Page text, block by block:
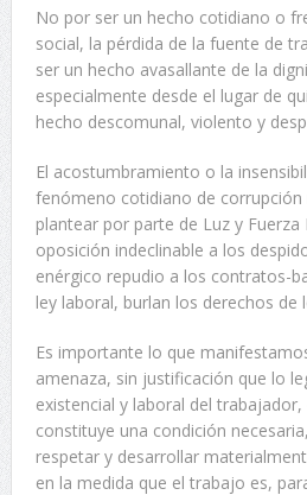
No por ser un hecho cotidiano o
social, la pérdida de la fuente de
ser un hecho avasallante de la
especialmente desde el lugar de
hecho descomunal, violento y
El acostumbramiento o la
fenómeno cotidiano de corrupción
plantear por parte de Luz y Fuerza
oposición indeclinable a los
enérgico repudio a los contratos-
ley laboral, burlan los derechos de
Es importante lo que
amenaza, sin justificación que lo
existencial y laboral del trabajador,
constituye una condición
respetar y desarrollar
en la medida que el trabajo es,